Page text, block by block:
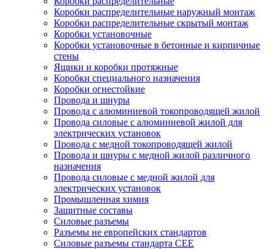
Коробки распределительные наружный монтаж
Коробки распределительные скрытый монтаж
Коробки установочные
Коробки установочные в бетонные и кирпичные
стены
Ящики и коробки протяжные
Коробки специального назначения
Коробки огнестойкие
Провода и шнуры
Провода с алюминиевой токопроводящей жилой
Провода силовые с алюминиевой жилой для
электрических установок
Провода с медной токопроводящей жилой
Провода и шнуры с медной жилой различного
назначения
Провода силовые с медной жилой для
электрических установок
Промышленная химия
Защитные составы
Силовые разъемы
Разъемы не европейских стандартов
Силовые разъемы стандарта CEE